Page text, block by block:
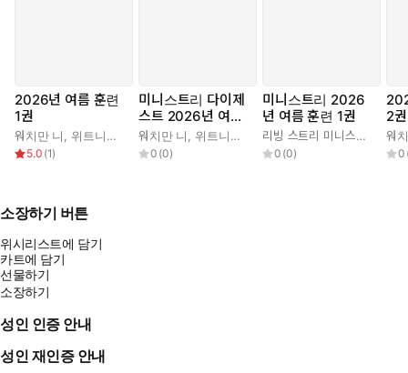
2026년 여름 훈련
1권
워치만 니 위트니스 리
5.0 (1)
미니스트리 다이제
스트 2026년 여름
훈련 1권
워치만 니 위트니스 리
0 (0)
미니스트리 2026
년 여름 훈련 1권
리빙 스트리 미니스트리 편집부
0 (0)
2권
워
0
소장하기 버튼
위시리스트에 담기
카트에 담기
선물하기
소장하기
성인 인증 안내
성인 재인증 안내